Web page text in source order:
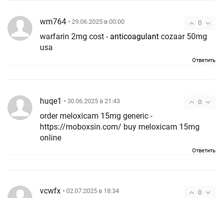
0
wm764 • 29.06.2025 в 00:00
warfarin 2mg cost - anticoagulant
usa
Ответить
0
huqe1 • 30.06.2025 в 21:43
order meloxicam 15mg generic -
https://moboxsin.com/ buy meloxicam 15mg
online
Ответить
0
vcwfx • 02.07.2025 в 18:34